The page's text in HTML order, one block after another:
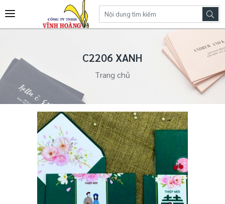
C2206 XANH
Trang chủ